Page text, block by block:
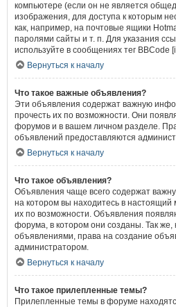
компьютере (если он не является
изображения, для доступа к которым
как, например, на почтовые ящики
паролями сайты и т. п. Для указания
используйте в сообщениях тег BBCode
Вернуться к началу
Что такое важные объявления?
Эти объявления содержат важную
прочесть их по возможности. Они
форумов и в вашем личном разделе.
объявлений предоставляются
Вернуться к началу
Что такое объявления?
Объявления чаще всего содержат
на котором вы находитесь в
их по возможности. Объявления
форума, в котором они созданы. Так же,
объявлениями, права на создание
администратором.
Вернуться к началу
Что такое прилепленные темы?
Прилепленные темы в форуме